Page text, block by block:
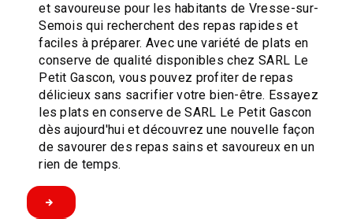
et savoureuse pour les habitants de Vresse-sur-
Semois qui recherchent des repas rapides et
faciles à préparer. Avec une variété de plats en
conserve de qualité disponibles chez SARL Le
Petit Gascon, vous pouvez profiter de repas
délicieux sans sacrifier votre bien-être. Essayez
les plats en conserve de SARL Le Petit Gascon
dès aujourd'hui et découvrez une nouvelle façon
de savourer des repas sains et savoureux en un
rien de temps.